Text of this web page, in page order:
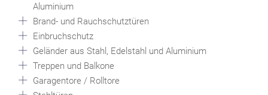
Aluminium
Brand- und Rauchschutztüren
Einbruchschutz
Geländer aus Stahl, Edelstahl und Aluminium
Treppen und Balkone
Garagentore / Rolltore